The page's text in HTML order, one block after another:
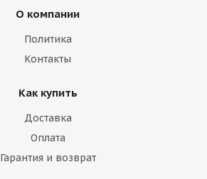
О компании
Политика
Контакты
Как купить
Доставка
Оплата
Гарантия и возврат